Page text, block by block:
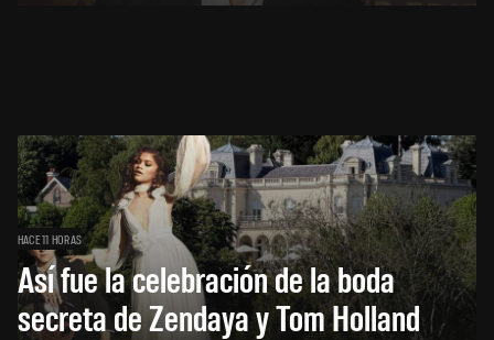
HACE 11 HORAS
Así fue la celebración de la boda
secreta de Zendaya y Tom Holland